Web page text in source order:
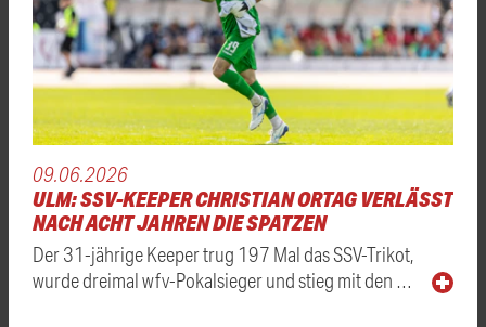
09.06.2026
ULM: SSV-KEEPER CHRISTIAN ORTAG VERLÄSST
NACH ACHT JAHREN DIE SPATZEN
Der 31-jährige Keeper trug 197 Mal das SSV-Trikot,
wurde dreimal wfv-Pokalsieger und stieg mit den …